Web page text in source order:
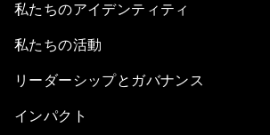
私たちのアイデンティティ
私たちの活動
リーダーシップとガバナンス
インパクト